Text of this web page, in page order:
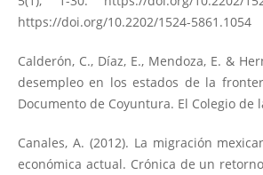
https://doi.org/10.2202/1524-5861.1054
Calderón, C., Díaz, E., Mendoza, E. &
desempleo en los estados de la
Documento de Coyuntura. El Colegio de
Canales, A. (2012). La migración
económica actual. Crónica de un